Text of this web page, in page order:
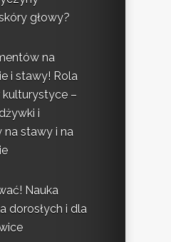
głowy?
na
i stawy! Rola
kulturystyce –
i
na stawy i na
Nauka
dorosłych i dla